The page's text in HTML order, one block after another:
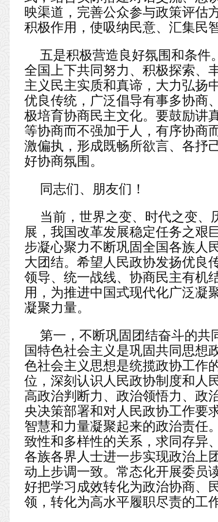
映渠道，完善公众参与政策评估
积极作用，使吸纳民意、汇集民
五是积极营造良好氛围和条件
全国上下共同努力、积极探索、
主义民主实质和真谛，大力弘扬
优良传统，广泛倡导有事多协商
极培育协商民主文化。要鼓励讲
等协商而不强加于人，有序协商
激偏执，形成既畅所欲言、各抒
好协商氛围。
同志们、朋友们！
当前，世界之变、时代之变、
展，我国改革发展稳定任务之艰
步凝心聚力不断巩固全国各族人
大团结。希望人民政协发扬优良
领导、统一战线、协商民主有机
用，为推进中国式现代化广泛凝
凝聚力量。
第一，不断巩固团结奋斗的共
国特色社会主义是巩固共同思想
色社会主义思想是统揽政协工作
位，深刻认识人民政协制度和人
高政治判断力、政治领悟力、政
央决策部署和对人民政协工作要
智慧和力量凝聚起来的政治责任
致性和多样性的关系，求同存异
各族各界人士进一步实现政治上
动上步调一致。常态化开展委员
好把学习成效转化为政治协商、
领，转化为高水平履职尽责的工